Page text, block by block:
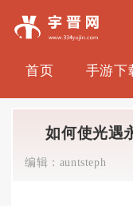
首页 手游下
如何使光遇
编辑： auntsteph